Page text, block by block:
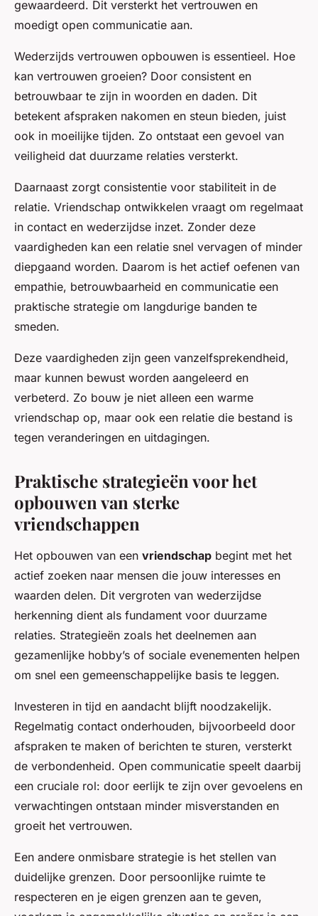
gewaardeerd. Dit versterkt het vertrouwen en
moedigt open communicatie aan.
Wederzijds vertrouwen opbouwen is essentieel. Hoe
kan vertrouwen groeien? Door consistent en
betrouwbaar te zijn in woorden en daden. Dit
betekent afspraken nakomen en steun bieden, juist
ook in moeilijke tijden. Zo ontstaat een gevoel van
veiligheid dat duurzame relaties versterkt.
Daarnaast zorgt consistentie voor stabiliteit in de
relatie. Vriendschap ontwikkelen vraagt om regelmaat
in contact en wederzijdse inzet. Zonder deze
vaardigheden kan een relatie snel vervagen of minder
diepgaand worden. Daarom is het actief oefenen van
empathie, betrouwbaarheid en communicatie een
praktische strategie om langdurige banden te
smeden.
Deze vaardigheden zijn geen vanzelfsprekendheid,
maar kunnen bewust worden aangeleerd en
verbeterd. Zo bouw je niet alleen een warme
vriendschap op, maar ook een relatie die bestand is
tegen veranderingen en uitdagingen.
Praktische strategieën voor het
opbouwen van sterke
vriendschappen
Het opbouwen van een vriendschap begint met het
actief zoeken naar mensen die jouw interesses en
waarden delen. Dit vergroten van wederzijdse
herkenning dient als fundament voor duurzame
relaties. Strategieën zoals het deelnemen aan
gezamenlijke hobby’s of sociale evenementen helpen
om snel een gemeenschappelijke basis te leggen.
Investeren in tijd en aandacht blijft noodzakelijk.
Regelmatig contact onderhouden, bijvoorbeeld door
afspraken te maken of berichten te sturen, versterkt
de verbondenheid. Open communicatie speelt daarbij
een cruciale rol: door eerlijk te zijn over gevoelens en
verwachtingen ontstaan minder misverstanden en
groeit het vertrouwen.
Een andere onmisbare strategie is het stellen van
duidelijke grenzen. Door persoonlijke ruimte te
respecteren en je eigen grenzen aan te geven,